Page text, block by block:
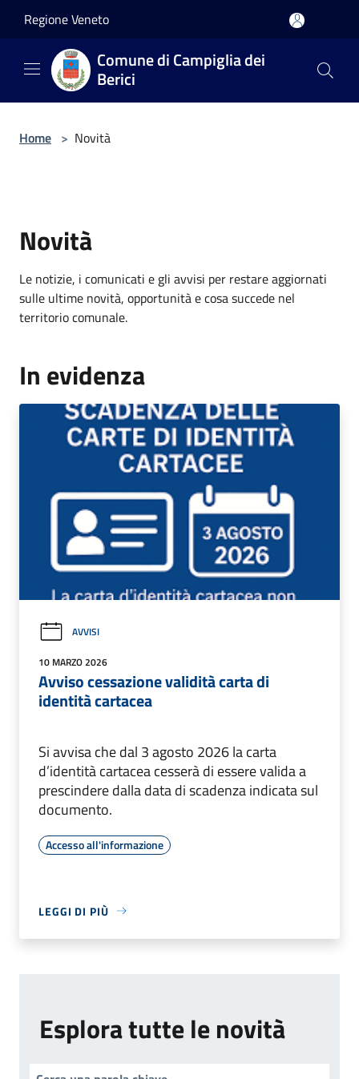
Regione Veneto
Comune di Campiglia dei
Berici
Home > Novità
Novità
Le notizie, i comunicati e gli avvisi per restare aggiornati
sulle ultime novità, opportunità e cosa succede nel
territorio comunale.
In evidenza
AVVISI
10 MARZO 2026
Avviso cessazione validità carta di
identità cartacea
Si avvisa che dal 3 agosto 2026 la carta
d’identità cartacea cesserà di essere valida a
prescindere dalla data di scadenza indicata sul
documento.
Accesso all'informazione
LEGGI DI PIÙ
Esplora tutte le novità